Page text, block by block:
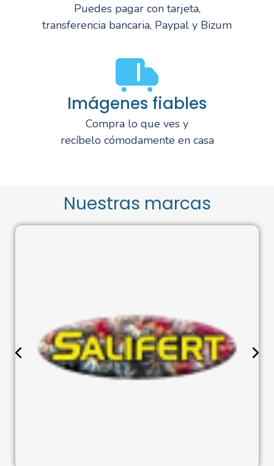
Puedes pagar con tarjeta,
transferencia bancaria, Paypal y Bizum
Imágenes fiables
Compra lo que ves y
recíbelo cómodamente en casa
Nuestras marcas